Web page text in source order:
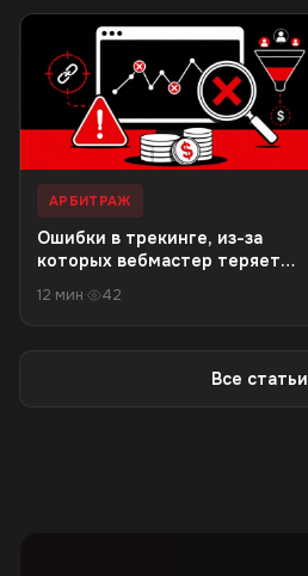
АРБИТРАЖ
Ошибки в трекинге, из-за
которых вебмастер теряет
12 мин· 42
Все статьи